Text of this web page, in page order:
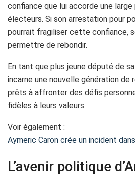
confiance que lui accorde une
électeurs. Si son arrestation pour
pourrait fragiliser cette confiance,
permettre de rebondir.
En tant que plus jeune député de
incarne une nouvelle génération de
prêts à affronter des défis
fidèles à leurs valeurs.
Voir également :
Aymeric Caron crée un incident
L’avenir politique